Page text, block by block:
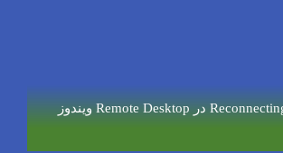
رفع مشکل Reconnecting در Remote Desktop ویندوز